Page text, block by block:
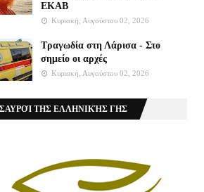
ΕΚΑΒ
Κυριακή, Αυγούστου 02, 2026
Τραγωδία στη Λάρισα - Στο
σημείο οι αρχές
Κυριακή, Αυγούστου 02, 2026
ΤΗΣ ΕΛΛΗΝΙΚΉΣ ΓΗΣ